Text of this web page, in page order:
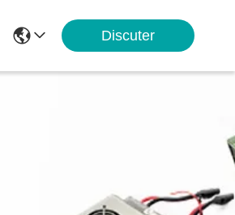
Discuter